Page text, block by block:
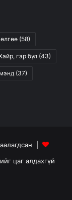
(58)
гэр бүл (43)
(37)
|
цаг алдахгүй